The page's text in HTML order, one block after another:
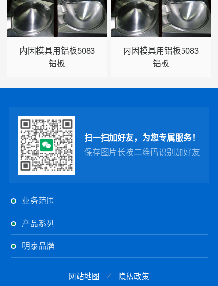
内因模具用铝板5083
铝板
内因模具用铝板5083
铝板
扫一扫加好友，为您专属服务！
保存图片长按二维码识别加好友
业务范围
产品系列
明泰品牌
网站地图 隐私政策